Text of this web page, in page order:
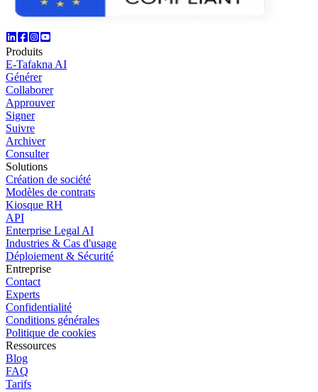
Produits
E-Tafakna AI
Générer
Collaborer
Approuver
Signer
Suivre
Archiver
Consulter
Solutions
Création de société
Modèles de contrats
Kiosque RH
API
Enterprise Legal AI
Industries & Cas d'usage
Déploiement & Sécurité
Entreprise
Contact
Experts
Confidentialité
Conditions générales
Politique de cookies
Ressources
Blog
FAQ
Tarifs